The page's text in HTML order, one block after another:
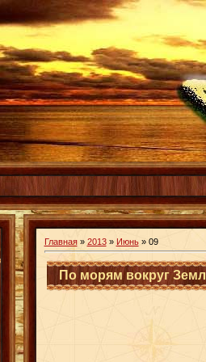
Главная» 2013 » Июнь » 09
По морям вокруг